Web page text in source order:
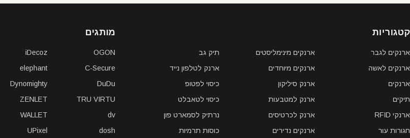
קטגוריות
ארנקים לגבר
ארנקים לאשה
ארנקים
תיקים
ארנקי RFID
חגורות עור
ארנקים מינימליסטים
ארנקים מיוחדים
ארנק סיליקון
ארנק למטבעות
ארנק לכרטיסים
ארנקים נדירים
תיק גב
ארנק לטלפון נייד
כיסוי לפטופ
כיסוי לטאבלט
נרתיק לסמארט פון
כוסות תרמיות
מותגים
OGON
C-Secure
DuDu
TRU VIRTU
dv
dosh
iDecoz
elephant
Dynomighty
ZENLET
WALLET
UPixel